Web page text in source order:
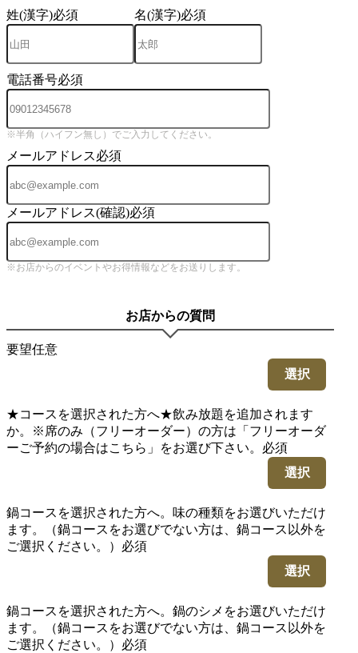
姓(漢字)必須 名(漢字)必須
電話番号必須
※半角（ハイフン無し）でご入力してください。
メールアドレス必須
メールアドレス(確認)必須
※お店からのイベントやお得情報などをお送りします。
お店からの質問
要望任意
選択
★コースを選択された方へ★飲み放題を追加されます
か。※席のみ（フリーオーダー）の方は「フリーオーダ
ーご予約の場合はこちら」をお選び下さい。 必須
選択
鍋コースを選択された方へ。味の種類をお選びいただけ
ます。（鍋コースをお選びでない方は、鍋コース以外を
ご選択ください。） 必須
選択
鍋コースを選択された方へ。鍋のシメをお選びいただけ
ます。（鍋コースをお選びでない方は、鍋コース以外を
ご選択ください。） 必須